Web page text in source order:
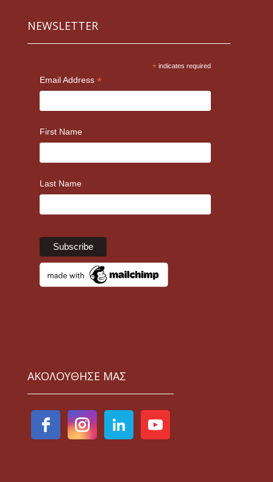
NEWSLETTER
* indicates required
Email Address *
First Name
Last Name
ΑΚΟΛΟΥΘΗΣΕ ΜΑΣ